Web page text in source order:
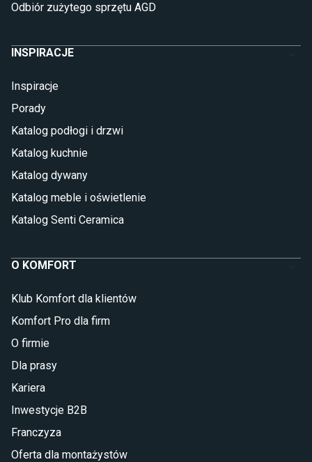
Odbiór zużytego sprzętu AGD
INSPIRACJE
Inspiracje
Porady
Katalog podłogi i drzwi
Katalog kuchnie
Katalog dywany
Katalog meble i oświetlenie
Katalog Senti Ceramica
O KOMFORT
Klub Komfort dla klientów
Komfort Pro dla firm
O firmie
Dla prasy
Kariera
Inwestycje B2B
Franczyza
Oferta dla montażystów